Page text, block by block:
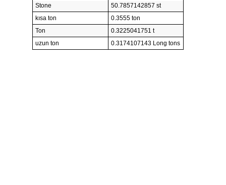
Stone
50.7857142857 st
kısa ton
0.3555 ton
Ton
0.3225041751 t
uzun ton
0.3174107143 Long tons